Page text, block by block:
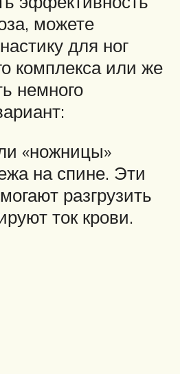
можете
для ног
комплекса или же
немного
«ножницы»
на спине. Эти
разгрузить
ток крови.